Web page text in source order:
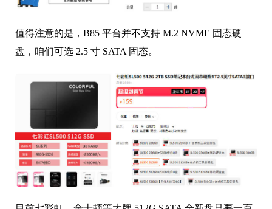
值得注意的是，B85 平台并不支持 M.2 NVME 固态硬
盘，咱们可选 2.5 寸 SATA 固态。